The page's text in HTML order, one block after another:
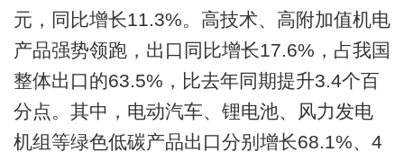
元，同比增长11.3%。高技术、高附加值机电
产品强势领跑，出口同比增长17.6%，占我国
整体出口的63.5%，比去年同期提升3.4个百
分点。其中，电动汽车、锂电池、风力发电
机组等绿色低碳产品出口分别增长68.1%、4